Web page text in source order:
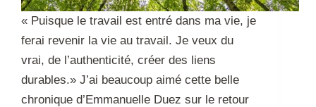
« Puisque le travail est entré dans ma vie, je
ferai revenir la vie au travail. Je veux du
vrai, de l’authenticité, créer des liens
durables.» J’ai beaucoup aimé cette belle
chronique d’Emmanuelle Duez sur le retour